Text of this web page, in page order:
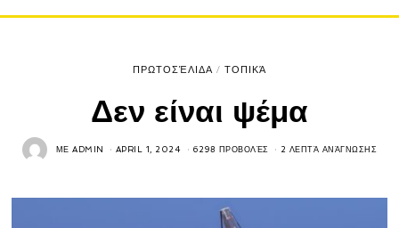
ΠΡΩΤΟΣΈΛΙΔΑ / ΤΟΠΙΚΆ
Δεν είναι ψέμα
ΜΕADMIN APRIL 1, 2024 6298 ΠΡΟΒΟΛΈΣ 2 ΛΕΠΤΆ ΑΝΆΓΝΩΣΗΣ